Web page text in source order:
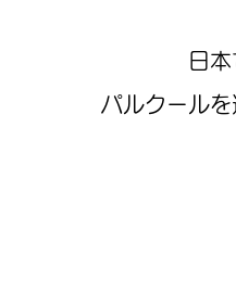
日
パルクール